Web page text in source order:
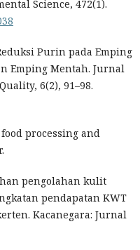
Science, 472(1).
Purin pada Emping
Emping Mentah. Jurnal
6(2), 91–98.
processing and
pengolahan kulit
pendapatan KWT
Kacanegara: Jurnal